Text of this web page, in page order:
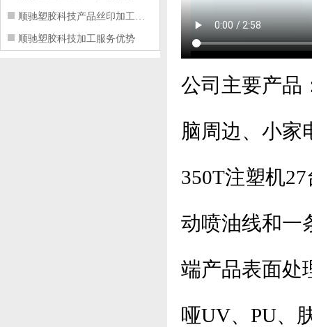
顺驰塑胶科技产品丝印加工服务
顺驰塑胶科技加工服务优势
公司主要产品
脑周边、小家
350T注塑机
动喷油线和一
端产品表面处
哑UV、 PU、